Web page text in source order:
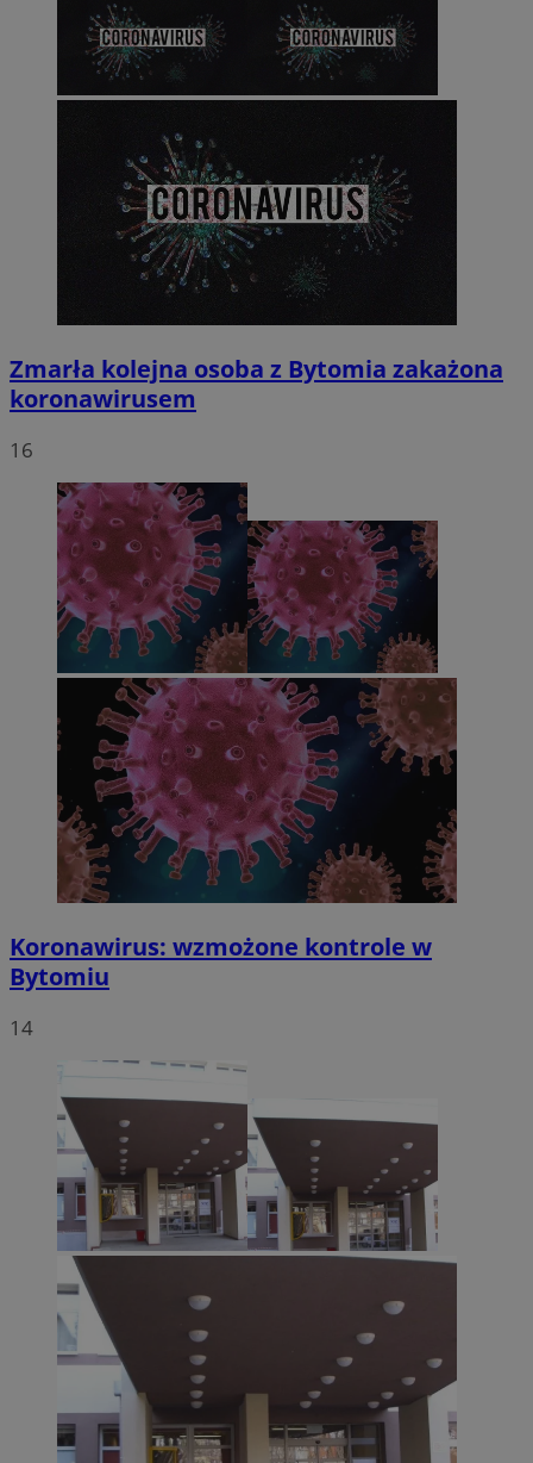
Zmarła kolejna osoba z Bytomia zakażona
koronawirusem
16
Koronawirus: wzmożone kontrole w
Bytomiu
14